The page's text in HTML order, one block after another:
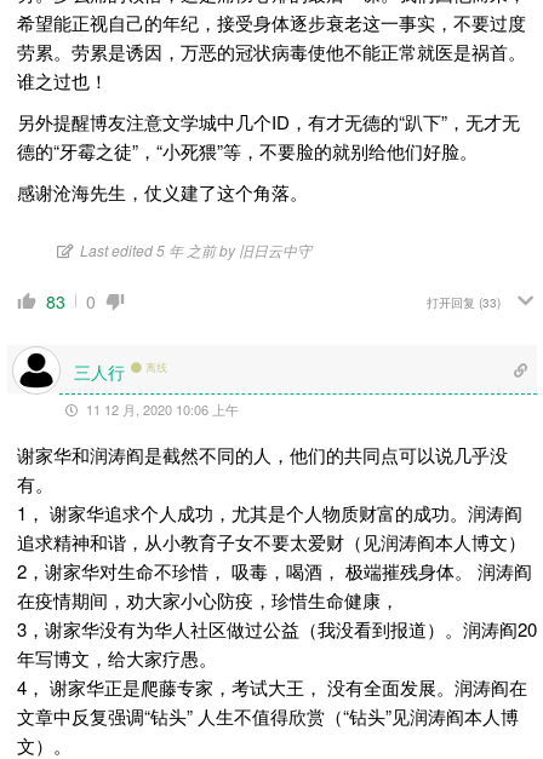
希望能正视自己的年纪，接受身体逐步衰老这一事实，不要过度
劳累。劳累是诱因，万恶的冠状病毒使他不能正常就医是祸首。
谁之过也！
另外提醒博友注意文学城中几个ID，有才无德的“趴下”，无才无
德的“牙霉之徒”，“小死猥”等，不要脸的就别给他们好脸。
感谢沧海先生，仗义建了这个角落。
Last edited 5 年 之前 by 旧日云中守
83 0 打开回复 (33)
三人行 离线
11 12 月, 2020 10:06 上午
谢家华和润涛阎是截然不同的人，他们的共同点可以说几乎没
有。
1， 谢家华追求个人成功，尤其是个人物质财富的成功。润涛阎
追求精神和谐，从小教育子女不要太爱财（见润涛阎本人博文）
2，谢家华对生命不珍惜， 吸毒，喝酒， 极端摧残身体。 润涛阎
在疫情期间，劝大家小心防疫，珍惜生命健康，
3，谢家华没有为华人社区做过公益（我没看到报道）。润涛阎20
年写博文，给大家疗愚。
4， 谢家华正是爬藤专家，考试大王， 没有全面发展。润涛阎在
文章中反复强调“钻头” 人生不值得欣赏（“钻头”见润涛阎本人博
文）。